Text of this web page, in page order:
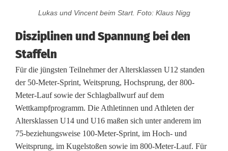
s
t
r
a
u
ß
Lukas und Vincent beim Start. Foto: Klaus Nigg
Disziplinen und Spannung bei den
Staffeln
Für die jüngsten Teilnehmer der Altersklassen U12 standen
der 50-Meter-Sprint, Weitsprung, Hochsprung, der 800-
Meter-Lauf sowie der Schlagballwurf auf dem
Wettkampfprogramm. Die Athletinnen und Athleten der
Altersklassen U14 und U16 maßen sich unter anderem im
75‑beziehungsweise 100‑Meter-Sprint, im Hoch- und
Weitsprung, im Kugelstoßen sowie im 800-Meter-Lauf. Für